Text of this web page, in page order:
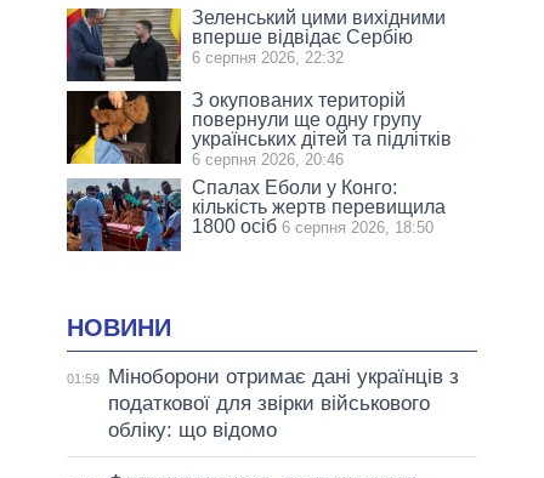
Зеленський цими вихідними
вперше відвідає Сербію
6 серпня 2026, 22:32
З окупованих територій
повернули ще одну групу
українських дітей та підлітків
6 серпня 2026, 20:46
Спалах Еболи у Конго:
кількість жертв перевищила
1800 осіб 6 серпня 2026, 18:50
НОВИНИ
01:59
Міноборони отримає дані українців з
податкової для звірки військового
обліку: що відомо